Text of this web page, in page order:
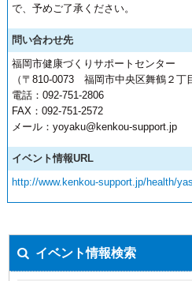
で、予めご了承ください。
問い合わせ先
福岡市健康づくりサポートセンター
（〒810-0073 福岡市中央区舞鶴２丁
電話：092-751-2806
FAX：092-751-2572
メール：yoyaku@kenkou-support.jp
イベント情報URL
http://www.kenkou-support.jp/health/
イベント情報検索